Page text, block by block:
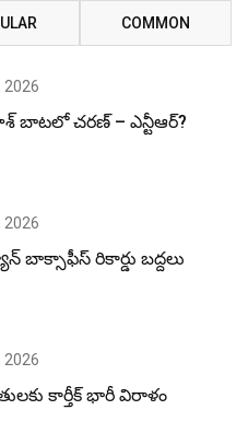
COMMON
2026
బాటలో చరణ్ – ఎన్టీఆర్?
2026
బాక్సాఫీస్ రికార్డు బద్దలు
2026
కార్తీక్ భారీ విరాళం